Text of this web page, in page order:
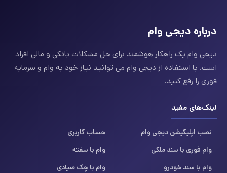
درباره دیجی وام
دیجی وام یک راهکار هوشمند برای حل مشکلات بانکی و مالی افراد
است. با استفاده از دیجی وام می توانید نیاز خود به وام و سرمایه
فوری را رفع کنید.
لینک‌های مفید
نصب اپلیکیشن دیجی وام
حساب کاربری
وام فوری با سند ملکی
وام با سفته
وام با سند خودرو
وام با چک صیادی